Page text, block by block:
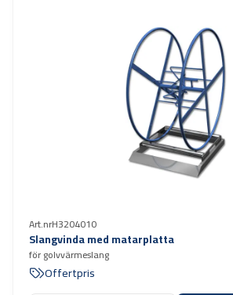
Art.nrH3204010
Slangvinda med matarplatta
för golvvärmeslang
Offertpris